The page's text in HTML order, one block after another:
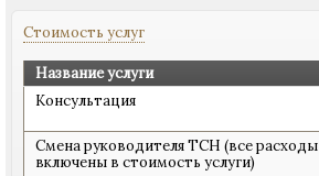
Стоимость услуг
Название услуги
Консультация
Смена руководителя ТСН (все расходы
включены в стоимость услуги)